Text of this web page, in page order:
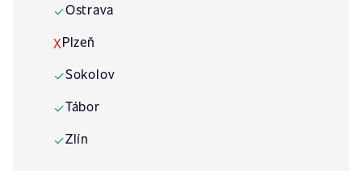
✓Ostrava
XPlzeň
✓Sokolov
✓Tábor
✓Zlín